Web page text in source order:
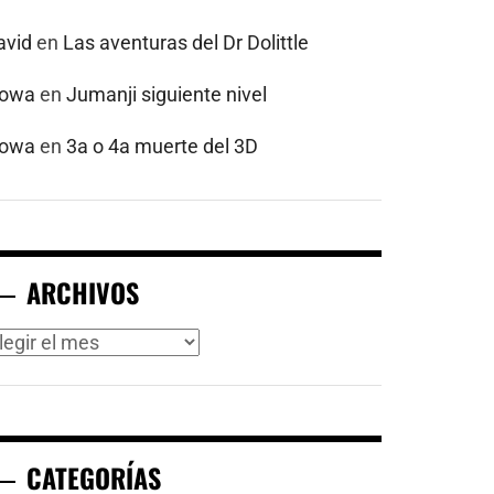
en Las aventuras del Dr Dolittle
enJumanji siguiente nivel
en3a o 4a muerte del 3D
ARCHIVOS
CATEGORÍAS